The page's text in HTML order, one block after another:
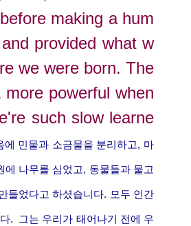
making a hum
provided what w
we were born. The
powerful when
such slow learne
에 민물과 소금물을 분리하고, 마
에 나무를 심었고, 동물들과 물고
들었다고 하셨습니다. 모두 인간
. 그는 우리가 태어나기 전에 우